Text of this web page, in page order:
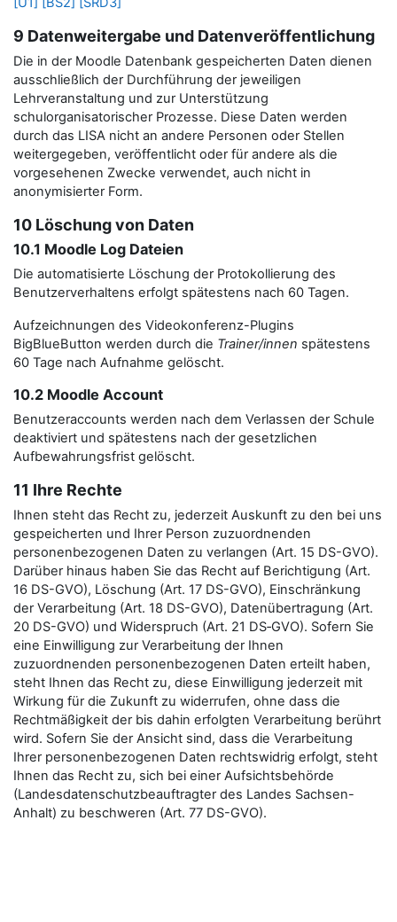
9 Datenweitergabe und Datenveröffentlichung
Die in der Moodle Datenbank gespeicherten Daten dienen
ausschließlich der Durchführung der jeweiligen
Lehrveranstaltung und zur Unterstützung
schulorganisatorischer Prozesse. Diese Daten werden
durch das LISA nicht an andere Personen oder Stellen
weitergegeben, veröffentlicht oder für andere als die
vorgesehenen Zwecke verwendet, auch nicht in
anonymisierter Form.
10 Löschung von Daten
10.1 Moodle Log Dateien
Die automatisierte Löschung der Protokollierung des
Benutzerverhaltens erfolgt spätestens nach 60 Tagen.
Aufzeichnungen des Videokonferenz-Plugins
BigBlueButton werden durch die Trainer/innen spätestens
60 Tage nach Aufnahme gelöscht.
10.2 Moodle Account
Benutzeraccounts werden nach dem Verlassen der Schule
deaktiviert und spätestens nach der gesetzlichen
Aufbewahrungsfrist gelöscht.
11 Ihre Rechte
Ihnen steht das Recht zu, jederzeit Auskunft zu den bei uns
gespeicherten und Ihrer Person zuzuordnenden
personenbezogenen Daten zu verlangen (Art. 15 DS-GVO).
Darüber hinaus haben Sie das Recht auf Berichtigung (Art.
16 DS-GVO), Löschung (Art. 17 DS-GVO), Einschränkung
der Verarbeitung (Art. 18 DS-GVO), Datenübertragung (Art.
20 DS-GVO) und Widerspruch (Art. 21 DS‑GVO). Sofern Sie
eine Einwilligung zur Verarbeitung der Ihnen
zuzuordnenden personenbezogenen Daten erteilt haben,
steht Ihnen das Recht zu, diese Einwilligung jederzeit mit
Wirkung für die Zukunft zu widerrufen, ohne dass die
Rechtmäßigkeit der bis dahin erfolgten Verarbeitung berührt
wird. Sofern Sie der Ansicht sind, dass die Verarbeitung
Ihrer personenbezogenen Daten rechtswidrig erfolgt, steht
Ihnen das Recht zu, sich bei einer Aufsichtsbehörde
(Landesdatenschutzbeauftragter des Landes Sachsen-
Anhalt) zu beschweren (Art. 77 DS-GVO).